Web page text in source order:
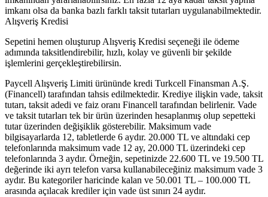
imkanı olsa da banka bazlı farklı taksit tutarları uygulanabilmektedir.
Alışveriş Kredisi
Sepetini hemen oluşturup Alışveriş Kredisi seçeneği ile ödeme
adımında taksitlendirebilir, hızlı, kolay ve güvenli bir şekilde
işlemlerini gerçekleştirebilirsin.
Paycell Alışveriş Limiti ürününde kredi Turkcell Finansman A.Ş.
(Financell) tarafından tahsis edilmektedir. Krediye ilişkin vade, taksit
tutarı, taksit adedi ve faiz oranı Financell tarafından belirlenir. Vade
ve taksit tutarları tek bir ürün üzerinden hesaplanmış olup sepetteki
tutar üzerinden değişiklik gösterebilir. Maksimum vade
bilgisayarlarda 12, tabletlerde 6 aydır. 20.000 TL ve altındaki cep
telefonlarında maksimum vade 12 ay, 20.000 TL üzerindeki cep
telefonlarında 3 aydır. Örneğin, sepetinizde 22.600 TL ve 19.500 TL
değerinde iki ayrı telefon varsa kullanabileceğiniz maksimum vade 3
aydır. Bu kategoriler haricinde kalan ve 50.001 TL – 100.000 TL
arasında açılacak krediler için vade üst sınırı 24 aydır.